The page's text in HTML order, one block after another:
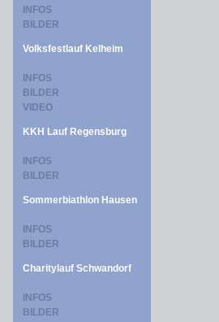
INFOS
BILDER
Volksfestlauf Kelheim
INFOS
BILDER
VIDEO
KKH Lauf Regensburg
INFOS
BILDER
Sommerbiathlon Hausen
INFOS
BILDER
Charitylauf Schwandorf
INFOS
BILDER